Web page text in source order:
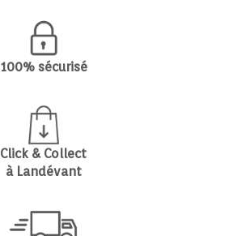
100% sécurisé
Click & Collect
à Landévant